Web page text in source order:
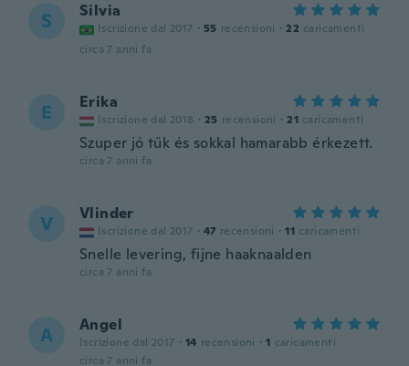
S Silvia
Iscrizione dal 2017 · 55 recensioni · 22 caricamenti
circa 7 anni fa
E Erika
Iscrizione dal 2018 · 25 recensioni · 21 caricamenti
Szuper jó tűk és sokkal hamarabb érkezett.
circa 7 anni fa
V Vlinder
Iscrizione dal 2017 · 47 recensioni · 11 caricamenti
Snelle levering, fijne haaknaalden
circa 7 anni fa
A Angel
Iscrizione dal 2017 · 14 recensioni · 1 caricamenti
circa 7 anni fa